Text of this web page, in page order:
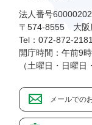
法人番号
〒574-8555 大阪
Tel：072-872-2181
開庁時間：午前9
（土曜日・日曜日
メールでの